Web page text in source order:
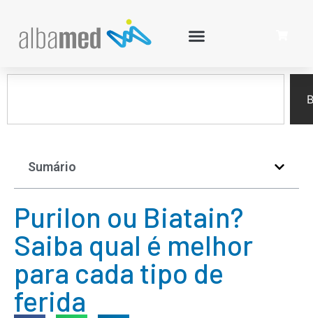
Sumário
Purilon ou Biatain?
Saiba qual é melhor
para cada tipo de
ferida